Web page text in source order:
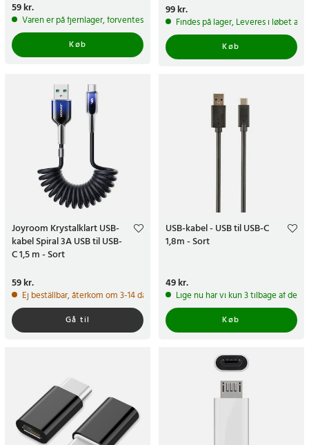
Pris:59 kr.
59 kr.
Varen er på fjernlager, forventes at blive sendt inden for 5-7 hverdage
Køb
Pris:99 kr.
99 kr.
Findes på lager, Leveres i løbet af
Køb
Joyroom Krystalklart USB-
kabel Spiral 3A USB til USB-
C 1,5 m - Sort
Pris:59 kr.
59 kr.
Ej beställbar, återkom om 3-14 dagar
Gå til
USB-kabel - USB til USB-C
1,8m - Sort
Pris:49 kr.
49 kr.
Lige nu har vi kun 3 tilbage af
Køb